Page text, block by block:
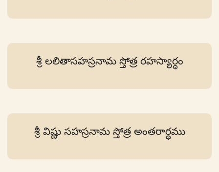
శ్రీ లలితాసహస్రనామ స్తోత్ర రహస్యార్ధం
శ్రీ విష్ణు సహస్రనామ స్తోత్ర అంతరార్ధము